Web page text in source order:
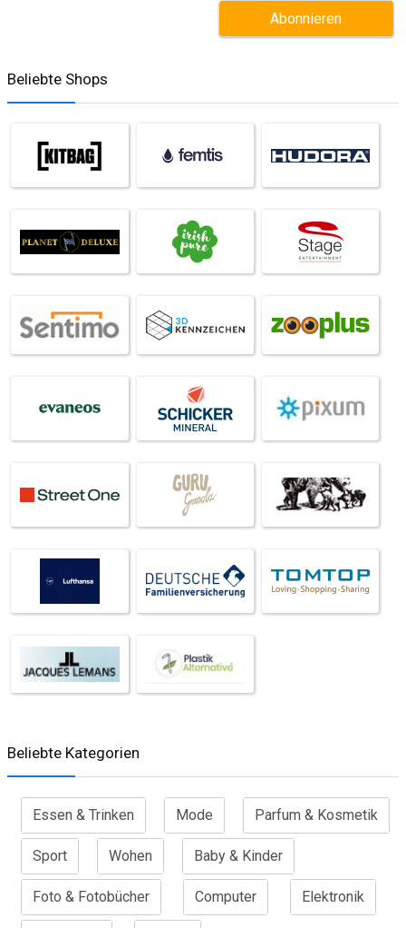
Beliebte Shops
Beliebte Kategorien
Essen & Trinken Mode Parfum & Kosmetik
Sport Wohen Baby & Kinder
Foto & Fotobücher Computer Elektronik